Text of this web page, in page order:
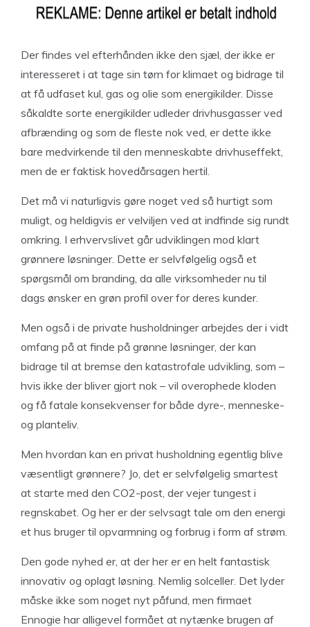
Der findes vel efterhånden ikke den sjæl, der ikke er
interesseret i at tage sin tørn for klimaet og bidrage til
at få udfaset kul, gas og olie som energikilder. Disse
såkaldte sorte energikilder udleder drivhusgasser ved
afbrænding og som de fleste nok ved, er dette ikke
bare medvirkende til den menneskabte drivhuseffekt,
men de er faktisk hovedårsagen hertil.
Det må vi naturligvis gøre noget ved så hurtigt som
muligt, og heldigvis er velviljen ved at indfinde sig rundt
omkring. I erhvervslivet går udviklingen mod klart
grønnere løsninger. Dette er selvfølgelig også et
spørgsmål om branding, da alle virksomheder nu til
dags ønsker en grøn profil over for deres kunder.
Men også i de private husholdninger arbejdes der i vidt
omfang på at finde på grønne løsninger, der kan
bidrage til at bremse den katastrofale udvikling, som –
hvis ikke der bliver gjort nok – vil overophede kloden
og få fatale konsekvenser for både dyre-, menneske-
og planteliv.
Men hvordan kan en privat husholdning egentlig blive
væsentligt grønnere? Jo, det er selvfølgelig smartest
at starte med den CO2-post, der vejer tungest i
regnskabet. Og her er der selvsagt tale om den energi
et hus bruger til opvarmning og forbrug i form af strøm.
Den gode nyhed er, at der her er en helt fantastisk
innovativ og oplagt løsning. Nemlig solceller. Det lyder
måske ikke som noget nyt påfund, men firmaet
Ennogie har alligevel formået at nytænke brugen af